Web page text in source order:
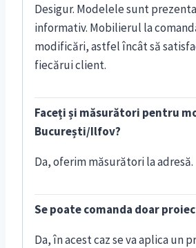
Desigur. Modelele sunt
informativ. Mobilierul la
modificări, astfel încât să
fiecărui client.
Faceți și măsurători pentru
București/Ilfov?
Da, oferim măsurători la adresă.
Se poate comanda doar
Da, în acest caz se va aplica un